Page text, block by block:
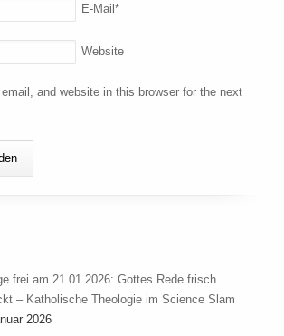
E-Mail*
Website
and website in this browser for the next
frei am 21.01.2026: Gottes Rede frisch
– Katholische Theologie im Science Slam
2026